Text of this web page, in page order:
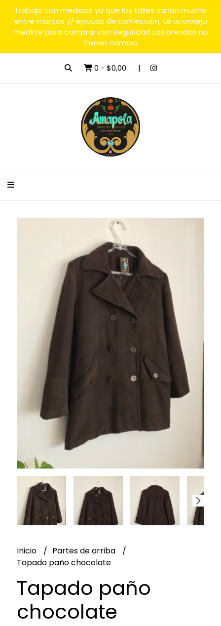
Trabajo con medidas ya que los talles varían mucho
entre marcas y/ épocas de confección, te aconsejo
medirte para comprar con seguridad Las prendas no
tienen cambio
0 - $0,00
Inicio
Partes de arriba
Tapado paño chocolate
Tapado paño
chocolate